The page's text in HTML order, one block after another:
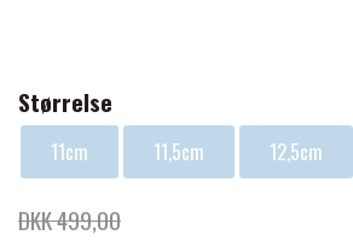
MONTÉ
PREMIER EQUINE GRIMER
PREMIER EQUINE TRENSE
FENWICK LIQUID
Størrelse
11cm 11,5cm 12,5cm
DKK 499,00